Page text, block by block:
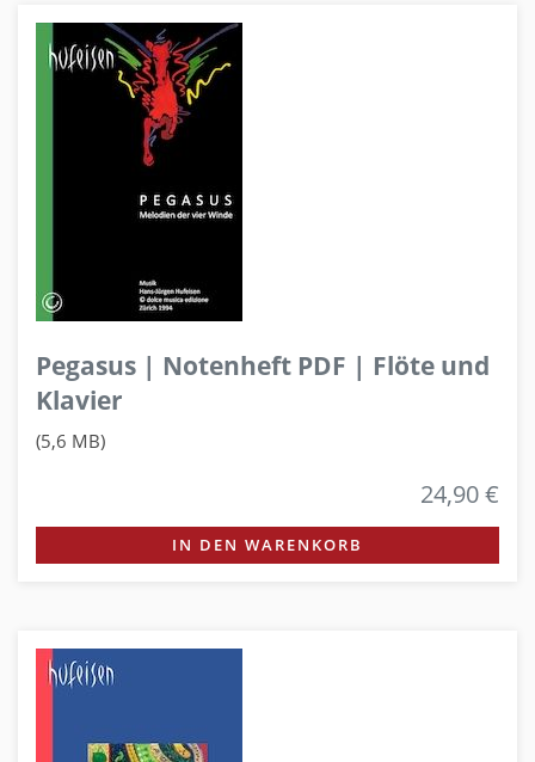
Pegasus | Notenheft PDF | Flöte und
Klavier
(5,6 MB)
24,90 €
IN DEN WARENKORB